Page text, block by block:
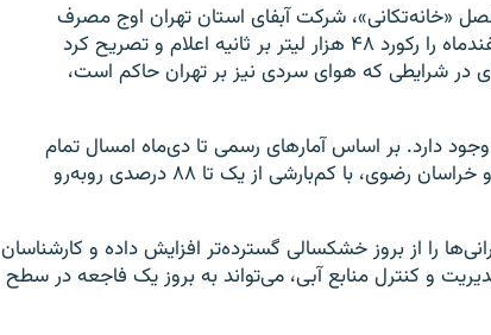
«خانه‌تکانی»، شرکت آبفای استان تهران اوج مصرف
لحظه‌ای آب پایتخت در روز جمعه ۱۰ اسفندماه را رکورد ۴۸ هزار لیتر بر ثانیه اعلام و تصریح کرد
در شرایطی که هوای سردی نیز بر تهران حاکم است،
دارد. بر اساس آمارهای رسمی تا دی‌ماه امسال تمام
استان‌ها جز سه استان گیلان، مازندران و خراسان‌ رضوی، با کم‌بارشی از یک تا ۸۸ درصدی روبه‌رو
را از بروز خشکسالی گسترده‌تر افزایش داده و کارشناسان
و کنترل منابع آبی، می‌تواند به بروز یک فاجعه در سطح